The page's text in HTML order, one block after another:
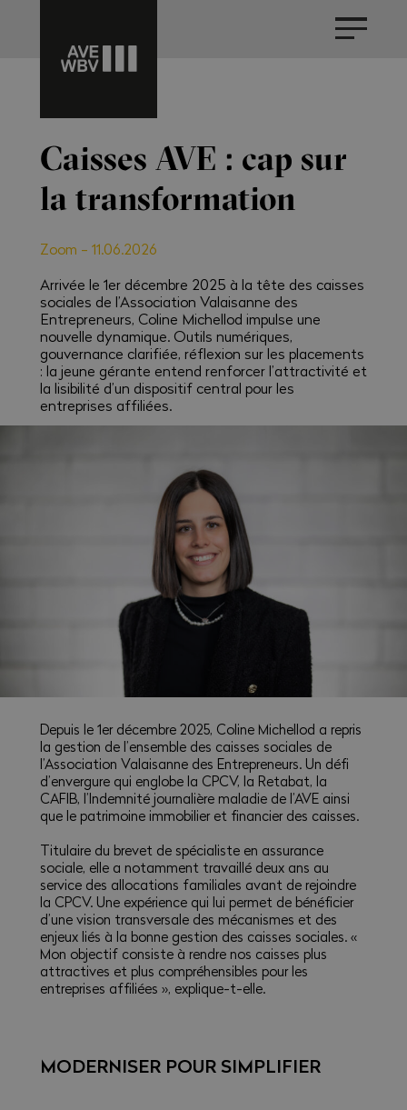
Caisses AVE : cap sur
la transformation
Zoom - 11.06.2026
Arrivée le 1er décembre 2025 à la tête des caisses
sociales de l’Association Valaisanne des
Entrepreneurs, Coline Michellod impulse une
nouvelle dynamique. Outils numériques,
gouvernance clarifiée, réflexion sur les placements
: la jeune gérante entend renforcer l’attractivité et
la lisibilité d’un dispositif central pour les
entreprises affiliées.
Depuis le 1er décembre 2025, Coline Michellod a repris
la gestion de l’ensemble des caisses sociales de
l’Association Valaisanne des Entrepreneurs. Un défi
d’envergure qui englobe la CPCV, la Retabat, la
CAFIB, l’Indemnité journalière maladie de l’AVE ainsi
que le patrimoine immobilier et financier des caisses.
Titulaire du brevet de spécialiste en assurance
sociale, elle a notamment travaillé deux ans au
service des allocations familiales avant de rejoindre
la CPCV. Une expérience qui lui permet de bénéficier
d’une vision transversale des mécanismes et des
enjeux liés à la bonne gestion des caisses sociales. «
Mon objectif consiste à rendre nos caisses plus
attractives et plus compréhensibles pour les
entreprises affiliées », explique-t-elle.
MODERNISER POUR SIMPLIFIER